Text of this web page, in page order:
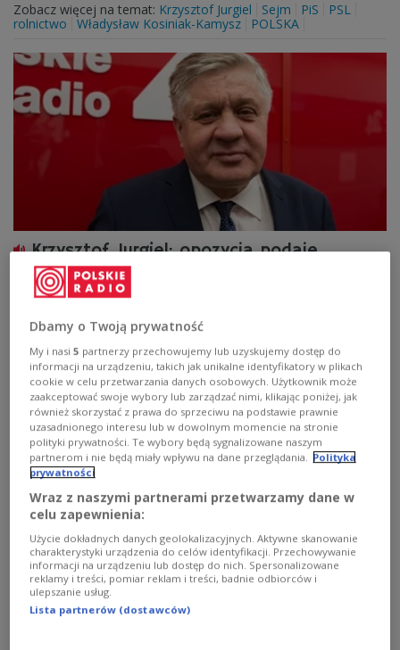
Zobacz więcej na temat: Krzysztof Jurgiel Sejm PiS
PSL
rolnictwo
Władysław Kosiniak-Kamysz POLSKA
Krzysztof Jurgiel: opozycja podaje
kłamliwe informacje
Stronnictwa Ludowego o odwołanie ministra rolnictwa
Krzysztofa Jurgiela. Wcześniej sejmowa komisja
rolnictwa negatywnie zaopiniowała wniosek. – Debata
wykazała, że opozycja nie mnie nic do zarzucenia.
Podawane są kłamliwe informacje – mówił w Polskim
Radiu 24 minister rolnictwa Krzysztof Jurgiel.
Zobacz więcej na temat:Polskie Radio 24 Krzysztof Jurgiel
wieś
rolnictwo POLSKA
Dbamy o Twoją prywatność
My i nasi5 partnerzy przechowujemy lub uzyskujemy dostęp do
informacji na urządzeniu, takich jak unikalne identyfikatory w plikach
cookie w celu przetwarzania danych osobowych. Użytkownik może
zaakceptować swoje wybory lub zarządzać nimi, klikając poniżej, jak
również skorzystać z prawa do sprzeciwu na podstawie prawnie
uzasadnionego interesu lub w dowolnym momencie na stronie
polityki prywatności. Te wybory będą sygnalizowane naszym
partnerom i nie będą miały wpływu na dane przeglądania.
Polityka
prywatności
Wraz z naszymi partnerami przetwarzamy dane w
celu zapewnienia:
Użycie dokładnych danych geolokalizacyjnych. Aktywne skanowanie
charakterystyki urządzenia do celów identyfikacji. Przechowywanie
informacji na urządzeniu lub dostęp do nich. Spersonalizowane
reklamy i treści, pomiar reklam i treści, badnie odbiorców i
ulepszanie usług.
Lista partnerów (dostawców)